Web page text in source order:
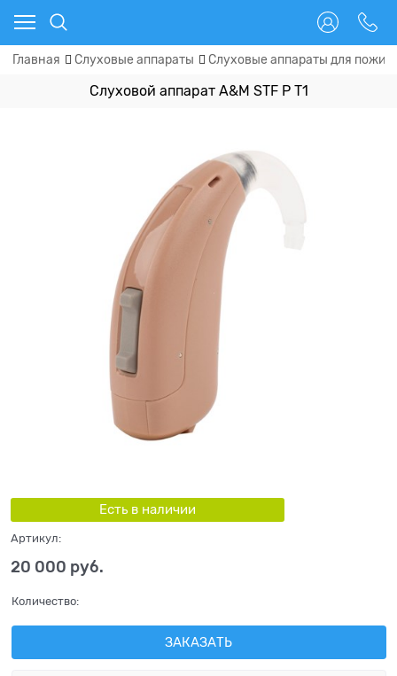
Главная Слуховые аппараты Слуховые аппараты для
Слуховой аппарат A&M STF P T1
Есть в наличии
Артикул:
20 000 руб.
Количество:
ЗАКАЗАТЬ